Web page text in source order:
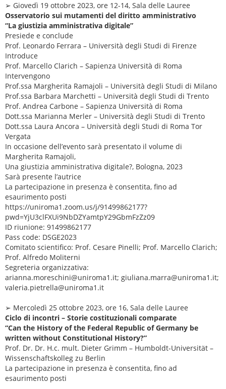
➢ Giovedì 19 ottobre 2023, ore 12-14, Sala delle Lauree
Osservatorio sui mutamenti del diritto amministrativo
“La giustizia amministrativa digitale”
Presiede e conclude
Prof. Leonardo Ferrara – Università degli Studi di Firenze
Introduce
Prof. Marcello Clarich – Sapienza Università di Roma
Intervengono
Prof.ssa Margherita Ramajoli – Università degli Studi di Milano
Prof.ssa Barbara Marchetti – Università degli Studi di Trento
Prof. Andrea Carbone – Sapienza Università di Roma
Dott.ssa Marianna Merler – Università degli Studi di Trento
Dott.ssa Laura Ancora – Università degli Studi di Roma Tor
Vergata
In occasione dell’evento sarà presentato il volume di
Margherita Ramajoli,
Una giustizia amministrativa digitale?, Bologna, 2023
Sarà presente l’autrice
La partecipazione in presenza è consentita, fino ad
esaurimento posti
https://uniroma1.zoom.us/j/91499862177?
pwd=YjU3clFXUi9NbDZYamtpY29GbmFzZz09
ID riunione: 91499862177
Pass code: DSGE2023
Comitato scientifico: Prof. Cesare Pinelli; Prof. Marcello Clarich;
Prof. Alfredo Moliterni
Segreteria organizzativa:
arianna.moreschini@uniroma1.it; giuliana.marra@uniroma1.it;
valeria.pietrella@uniroma1.it
➢ Mercoledì 25 ottobre 2023, ore 16, Sala delle Lauree
Ciclo di incontri – Storie costituzionali comparate
“Can the History of the Federal Republic of Germany be
written without Constitutional History?”
Prof. Dr. Dr. H.c. mult. Dieter Grimm – Humboldt-Universität –
Wissenschaftskolleg zu Berlin
La partecipazione in presenza è consentita, fino ad
esaurimento posti